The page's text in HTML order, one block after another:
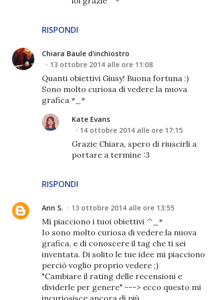
RISPONDI
Chiara Baule d'inchiostro
13 ottobre 2014 alle ore 11:08
Quanti obiettivi Giusy! Buona fortuna :)
Sono molto curiosa di vedere la nuova
grafica *_*
RISPONDI
Kate Evans
14 ottobre 2014 alle ore 17:15
Grazie Chiara, spero di riuscirli a
portare a termine :3
Ann S. 13 ottobre 2014 alle ore 13:55
Mi piacciono i tuoi obiettivi ^_*
Io sono molto curiosa di vedere la nuova
grafica, e di conoscere il tag che ti sei
inventata. Di solito le tue idee mi piacciono
perciò voglio proprio vedere ;)
"Cambiare il rating delle recensioni e
dividerle per genere" ---> ecco questo mi